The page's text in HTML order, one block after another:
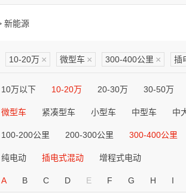
新能源
10-20万 × 微型车 × 300-400公里 × 插
10万以下 10-20万 20-30万 30-50万
微型车 紧凑型车 小型车 中型车 中
100-200公里 200-300公里 300-400公里
纯电动 插电式混动 增程式电动
A B C D E F G H I